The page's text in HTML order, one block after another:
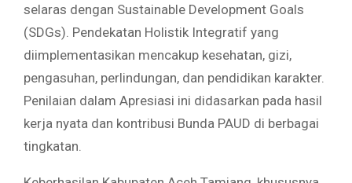
selaras dengan Sustainable Development Goals
(SDGs). Pendekatan Holistik Integratif yang
diimplementasikan mencakup kesehatan, gizi,
pengasuhan, perlindungan, dan pendidikan karakter.
Penilaian dalam Apresiasi ini didasarkan pada hasil
kerja nyata dan kontribusi Bunda PAUD di berbagai
tingkatan.